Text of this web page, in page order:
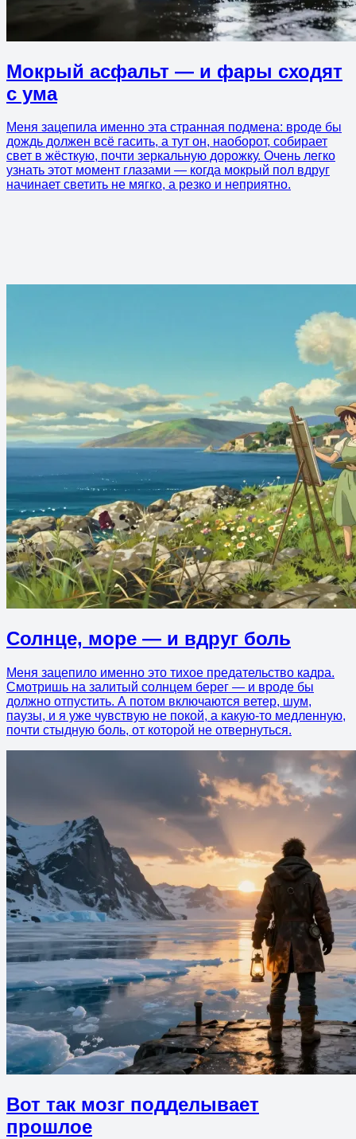
Мокрый асфальт — и фары сходят
с ума
Меня зацепила именно эта странная подмена: вроде бы
дождь должен всё гасить, а тут он, наоборот, собирает
свет в жёсткую, почти зеркальную дорожку. Очень легко
узнать этот момент глазами — когда мокрый пол вдруг
начинает светить не мягко, а резко и неприятно.
Солнце, море — и вдруг боль
Меня зацепило именно это тихое предательство кадра.
Смотришь на залитый солнцем берег — и вроде бы
должно отпустить. А потом включаются ветер, шум,
паузы, и я уже чувствую не покой, а какую-то медленную,
почти стыдную боль, от которой не отвернуться.
Вот так мозг подделывает
прошлое